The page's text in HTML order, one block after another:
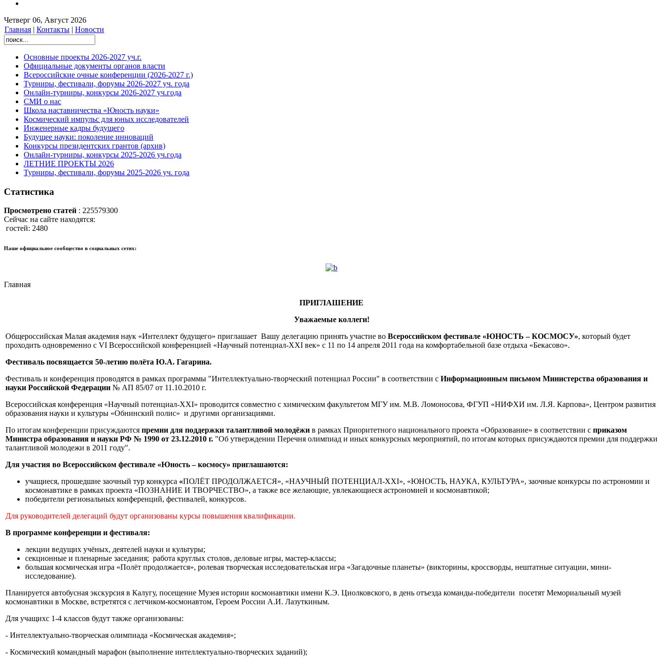
Четверг 06, Август 2026
Главная | Контакты | Новости
Основные проекты 2026-2027 уч.г.
Официальные документы органов власти
Всероссийские очные конференции (2026-2027 г.)
Турниры, фестивали, форумы 2026-2027 уч. года
Онлайн-турниры, конкурсы 2026-2027 уч.года
СМИ о нас
Школа наставничества «Юность науки»
Космический импульс для юных исследователей
Инженерные кадры будущего
Будущее науки: поколение инноваций
Конкурсы президентских грантов (архив)
Онлайн-турниры, конкурсы 2025-2026 уч.года
ЛЕТНИЕ ПРОЕКТЫ 2026
Турниры, фестивали, форумы 2025-2026 уч. года
Статистика
Просмотрено статей : 225579300
Сейчас на сайте находятся:
гостей: 2480
Наше официальное сообщество в социальных сетях:
Главная
ПРИГЛАШЕНИЕ
Уважаемые коллеги!
Общероссийская Малая академия наук «Интеллект будущего» приглашает Вашу делегацию принять участие во Всероссийском фестивале «ЮНОСТЬ – КОСМОСУ», который будет
проходить одновременно с VI Всероссийской конференцией «Научный потенциал-XXI век» с 11 по 14 апреля 2011 года на комфортабельной базе отдыха «Бекасово».
Фестиваль посвящается 50-летию полёта Ю.А. Гагарина.
Фестиваль и конференция проводятся в рамках программы "Интеллектуально-творческий потенциал России" в соответствии с Информационным письмом Министерства образования и
науки Российской Федерации № АП 85/07 от 11.10.2010 г.
Всероссийская конференция «Научный потенциал-XXI» проводится совместно с химическим факультетом МГУ им. М.В. Ломоносова, ФГУП «НИФХИ им. Л.Я. Карпова», Центром развития
образования науки и культуры «Обнинский полис» и другими организациями.
По итогам конференции присуждаются премии для поддержки талантливой молодёжи в рамках Приоритетного национального проекта «Образование» в соответствии с приказом
Министра образования и науки РФ № 1990 от 23.12.2010 г. "Об утверждении Перечня олимпиад и иных конкурсных мероприятий, по итогам которых присуждаются премии для поддержки
талантливой молодежи в 2011 году".
Для участия во Всероссийском фестивале «Юность – космосу» приглашаются:
учащиеся, прошедшие заочный тур конкурса «ПОЛЁТ ПРОДОЛЖАЕТСЯ», «НАУЧНЫЙ ПОТЕНЦИАЛ-XXI», «ЮНОСТЬ, НАУКА, КУЛЬТУРА», заочные конкурсы по астрономии и
космонавтике в рамках проекта «ПОЗНАНИЕ И ТВОРЧЕСТВО», а также все желающие, увлекающиеся астрономией и космонавтикой;
победители региональных конференций, фестивалей, конкурсов.
Для руководителей делегаций будут организованы курсы повышения квалификации.
В программе конференции и фестиваля:
лекции ведущих учёных, деятелей науки и культуры;
секционные и пленарные заседания; работа круглых столов, деловые игры, мастер-классы;
большая космическая игра «Полёт продолжается», ролевая творческая исследовательская игра «Загадочные планеты» (викторины, кроссворды, нештатные ситуации, мини-
исследование).
Планируется автобусная экскурсия в Калугу, посещение Музея истории космонавтики имени К.Э. Циолковского, в день отъезда команды-победители посетят Мемориальный музей
космонавтики в Москве, встретятся с летчиком-космонавтом, Героем России А.И. Лазуткиным.
Для учащихс 1-4 классов будут также организованы:
- Интеллектуально-творческая олимпиада «Космическая академия»;
- Космический командный марафон (выполнение интеллектуально-творческих заданий);